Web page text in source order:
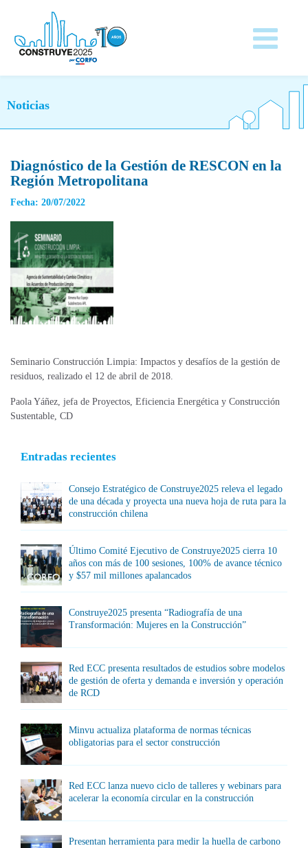
Noticias
Diagnóstico de la Gestión de RESCON en la
Región Metropolitana
Fecha: 20/07/2022
Seminario Construcción Limpia: Impactos y desafíos de la gestión de
residuos, realizado el 12 de abril de 2018.
Paola Yáñez, jefa de Proyectos, Eficiencia Energética y Construcción
Sustentable, CD
Entradas recientes
Consejo Estratégico de Construye2025 releva el legado
de una década y proyecta una nueva hoja de ruta para la
construcción chilena
Último Comité Ejecutivo de Construye2025 cierra 10
años con más de 100 sesiones, 100% de avance técnico
y $57 mil millones apalancados
Construye2025 presenta “Radiografía de una
Transformación: Mujeres en la Construcción”
Red ECC presenta resultados de estudios sobre modelos
de gestión de oferta y demanda e inversión y operación
de RCD
Minvu actualiza plataforma de normas técnicas
obligatorias para el sector construcción
Red ECC lanza nuevo ciclo de talleres y webinars para
acelerar la economía circular en la construcción
Presentan herramienta para medir la huella de carbono